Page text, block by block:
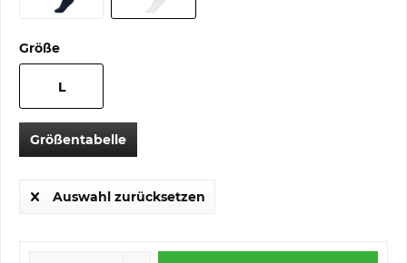
Größe
L
Größentabelle
Auswahl zurücksetzen